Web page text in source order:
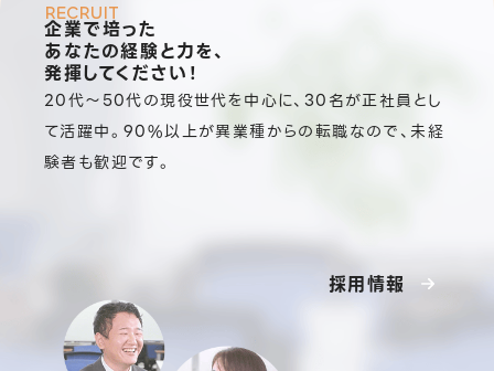
RECRUIT
企業で培った
あなたの経験と力を、
発揮してください！
20代～50代の現役世代を中心に、30名が正社員とし
て活躍中。90%以上が異業種からの転職なので、未経
験者も歓迎です。
採用情報